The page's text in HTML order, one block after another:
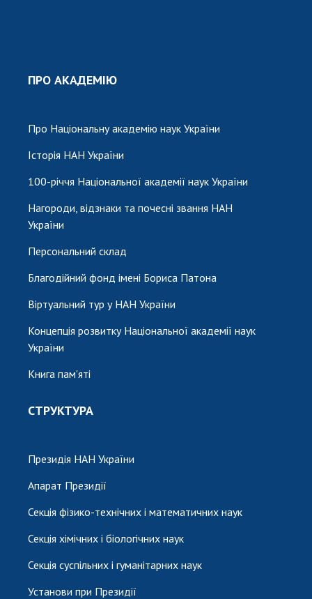
ПРО АКАДЕМІЮ
Про Національну академію наук України
Історія НАН України
100-річчя Національної академії наук України
Нагороди, відзнаки та почесні звання НАН
України
Персональний склад
Благодійний фонд імені Бориса Патона
Віртуальний тур у НАН України
Концепція розвитку Національної академії наук
України
Книга пам'яті
СТРУКТУРА
Президія НАН України
Апарат Президії
Секція фізико-технічних і математичних наук
Секція хімічних і біологічних наук
Секція суспільних і гуманітарних наук
Установи при Президії